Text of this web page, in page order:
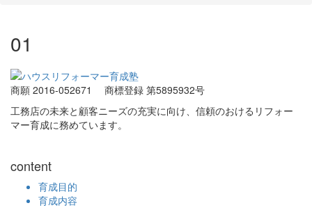
01
商願 2016-052671
商標登録 第5895932号
工務店の未来と顧客ニーズの充実に向け、信頼のおけるリフォー
マー育成に務めています。
content
育成目的
育成内容